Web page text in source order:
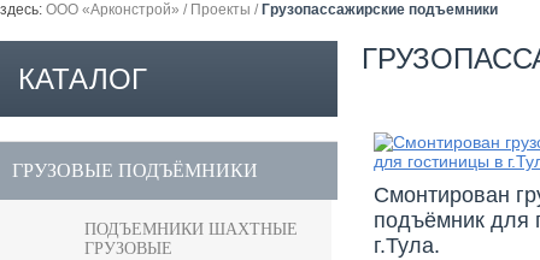
здесь: ООО «Арконстрой» / Проекты / Грузопассажирские подъемники
КАТАЛОГ
ПРОДУКЦИИ
ГРУЗОВЫЕ ПОДЪЁМНИКИ
ПОДЪЕМНИКИ ШАХТНЫЕ
ГРУЗОВЫЕ
Cмонтирован
подъёмник для
г.Тула.